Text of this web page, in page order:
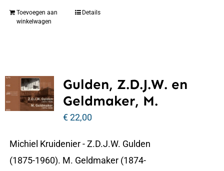
Toevoegen aan
winkelwagen
Details
Gulden, Z.D.J.W. en
Geldmaker, M.
€22,00
Michiel Kruidenier - Z.D.J.W. Gulden
(1875-1960). M. Geldmaker (1874-